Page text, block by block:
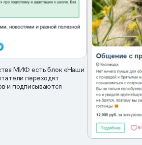
МИФ есть блок «Наши
переходят
и подписываются